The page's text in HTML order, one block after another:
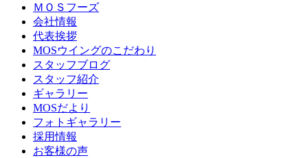
ＭＯＳフーズ
会社情報
代表挨拶
MOSウイングのこだわり
スタッフブログ
スタッフ紹介
ギャラリー
MOSだより
フォトギャラリー
採用情報
お客様の声